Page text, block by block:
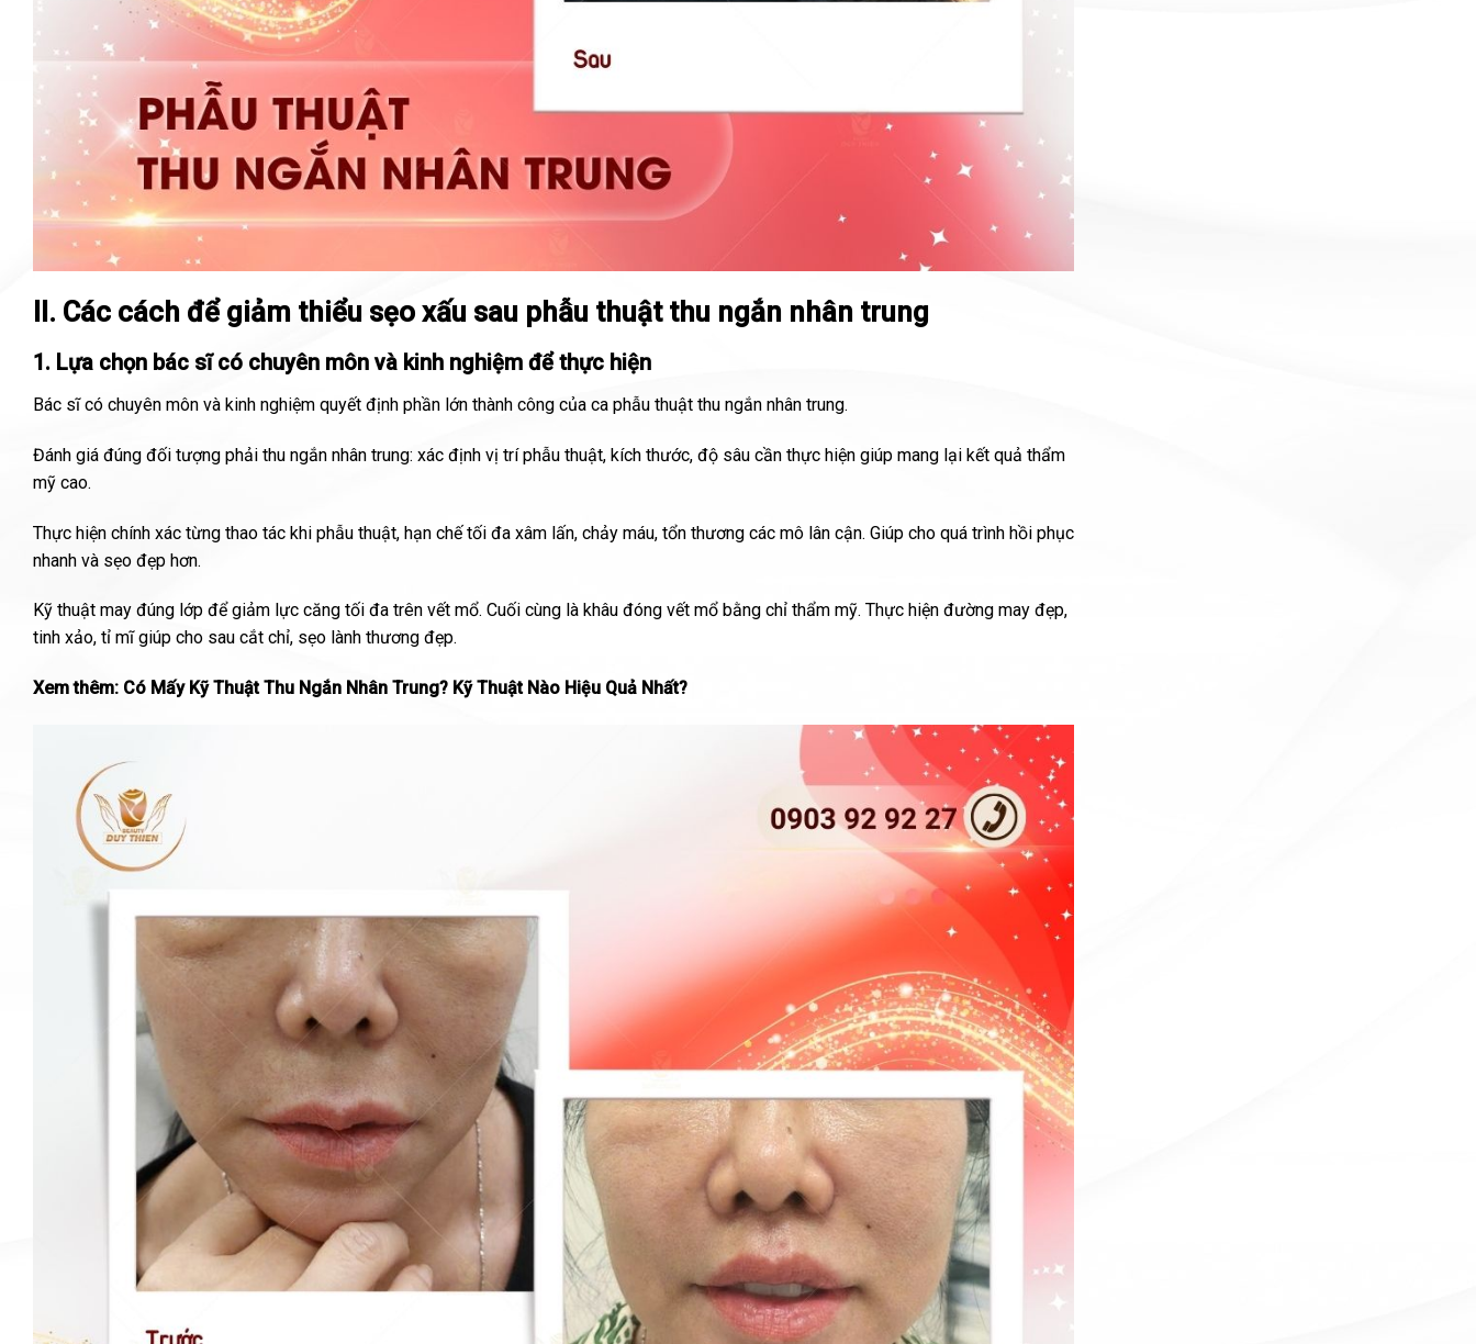
II. Các cách để giảm thiểu sẹo xấu sau phẫu thuật thu ngắn nhân trung
1. Lựa chọn bác sĩ có chuyên môn và kinh nghiệm để thực hiện
Bác sĩ có chuyên môn và kinh nghiệm quyết định phần lớn thành công của ca phẫu thuật thu ngắn nhân trung.
Đánh giá đúng đối tượng phải thu ngắn nhân trung: xác định vị trí phẫu thuật, kích thước, độ sâu cần thực hiện giúp mang lại kết quả thẩm
mỹ cao.
Thực hiện chính xác từng thao tác khi phẫu thuật, hạn chế tối đa xâm lấn, chảy máu, tổn thương các mô lân cận. Giúp cho quá trình hồi phục
nhanh và sẹo đẹp hơn.
Kỹ thuật may đúng lớp để giảm lực căng tối đa trên vết mổ. Cuối cùng là khâu đóng vết mổ bằng chỉ thẩm mỹ. Thực hiện đường may đẹp,
tinh xảo, tỉ mĩ giúp cho sau cắt chỉ, sẹo lành thương đẹp.
Xem thêm: Có Mấy Kỹ Thuật Thu Ngắn Nhân Trung? Kỹ Thuật Nào Hiệu Quả Nhất?